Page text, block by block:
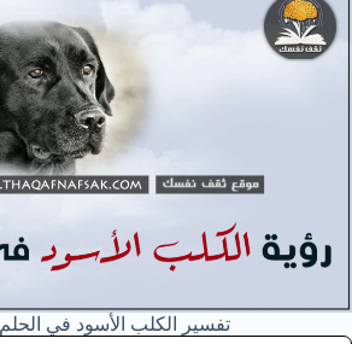
تفسير الكلب الأسود في الحلم